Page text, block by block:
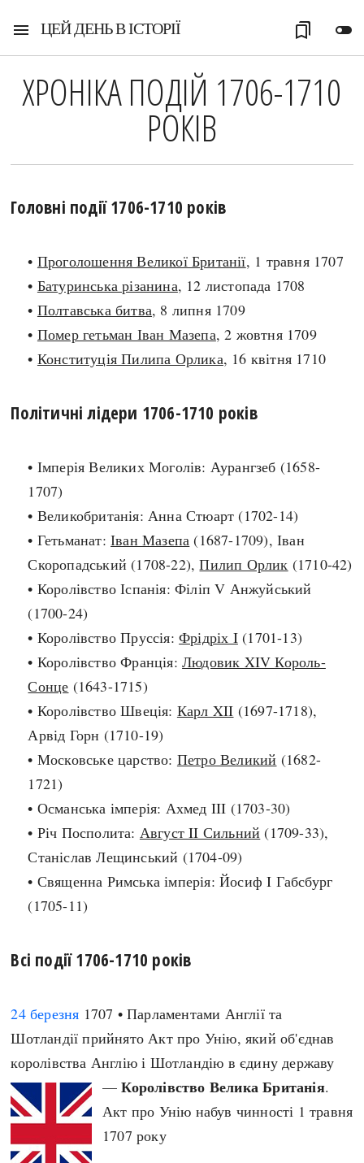
menu ЦЕЙ ДЕНЬ В ІСТОРІЇ toggle_off
bookmarks
СЬОГОДНІ
ЗАГОЛОВКИ
ПРАВИЛА ЖИТТЯ
ВИ (НЕ) ЗНАЛИ
КРУГЛІ ДАТИ
КАРТИ
НОТА БЕНЕ
ФОТОІСТОРІЇ
ІНФОГРАФІКА
ПРЯМА МОВА
Рубрики
Авіація і космонавтика
Архітектура і будівництво
Політика
Розваги і дозвілля
Спорт
Чудеса світу
Україна
Українська революція
Регіони
Австралія
Азія
Хронологія
Нова історія
Новітня історія
Наш час
Нові статті
ХРОНІКА ПОДІЙ 1706-1710
РОКІВ
Головні події 1706-1710 років
• Проголошення Великої Британії, 1 травня 1707
• Батуринська різанина, 12 листопада 1708
• Полтавська битва, 8 липня 1709
• Помер гетьман Іван Мазепа, 2 жовтня 1709
• Конституція Пилипа Орлика, 16 квітня 1710
Політичні лідери 1706-1710 років
• Імперія Великих Моголів: Аурангзеб (1658-
1707)
• Великобританія: Анна Стюарт (1702-14)
• Гетьманат:Іван Мазепа (1687-1709), Іван
Скоропадський (1708-22),Пилип Орлик (1710-42)
• Королівство Іспанія: Філіп V Анжуйський
(1700-24)
• Королівство Пруссія:Фрідріх I(1701-13)
• Королівство Франція:Людовик XIV Король-
Сонце (1643-1715)
• Королівство Швеція: Карл XII (1697-1718),
Арвід Горн (1710-19)
• Московське царство: Петро Великий (1682-
1721)
• Османська імперія: Ахмед III (1703-30)
• Річ Посполита: Август II Сильний (1709-33),
Станіслав Лещинський (1704-09)
• Священна Римська імперія: Йосиф I Габсбург
(1705-11)
Всі події 1706-1710 років
24 березня 1707 • Парламентами Англії та
Шотландії прийнято Акт про Унію, який об'єднав
королівства Англію і Шотландію в єдину державу
—Королівство Велика Британія.
Акт про Унію набув чинності 1 травня
1707 року